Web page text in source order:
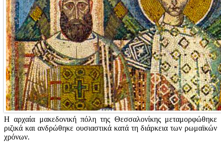
Η αρχαία μακεδονική πόλη της Θεσσαλονίκης μεταμορφώθηκε
ριζικά και ανδρώθηκε ουσιαστικά κατά τη διάρκεια των ρωμαϊκών
χρόνων.